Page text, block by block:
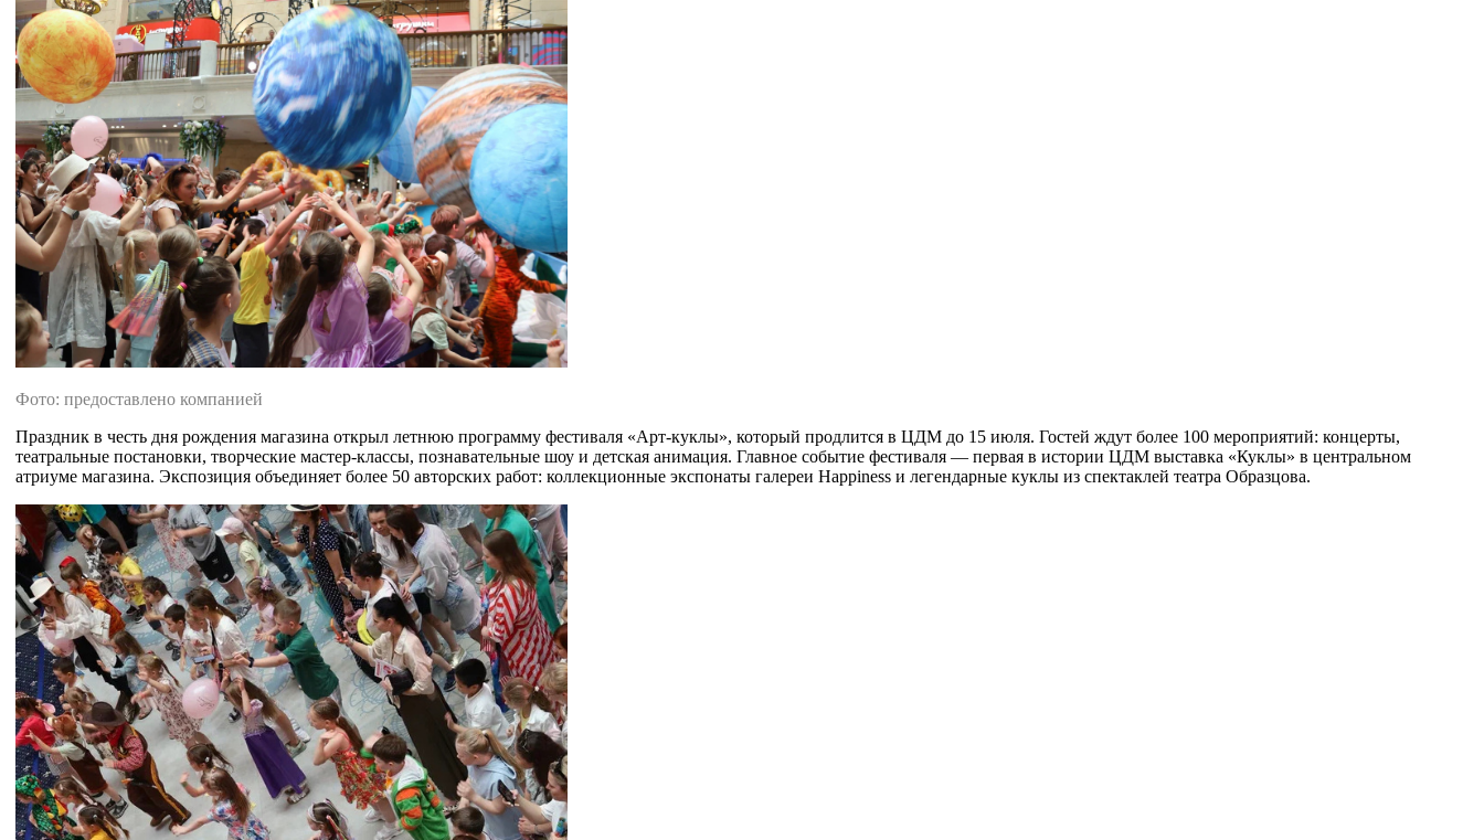
Фото: предоставлено компанией
Праздник в честь дня рождения магазина открыл летнюю программу фестиваля «Арт-куклы», который продлится в ЦДМ до 15 июля. Гостей ждут более 100 мероприятий: концерты,
театральные постановки, творческие мастер-классы, познавательные шоу и детская анимация. Главное событие фестиваля — первая в истории ЦДМ выставка «Куклы» в центральном
атриуме магазина. Экспозиция объединяет более 50 авторских работ: коллекционные экспонаты галереи Happiness и легендарные куклы из спектаклей театра Образцова.